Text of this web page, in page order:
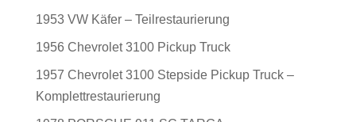
1953 VW Käfer – Teilrestaurierung
1956 Chevrolet 3100 Pickup Truck
1957 Chevrolet 3100 Stepside Pickup Truck –
Komplettrestaurierung